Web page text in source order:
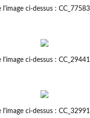
l'image ci-dessus :
l'image ci-dessus :
l'image ci-dessus :